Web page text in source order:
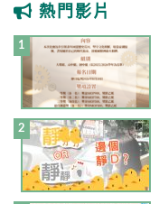
熱門影片